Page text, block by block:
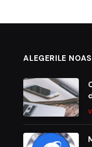
ALEGERILE